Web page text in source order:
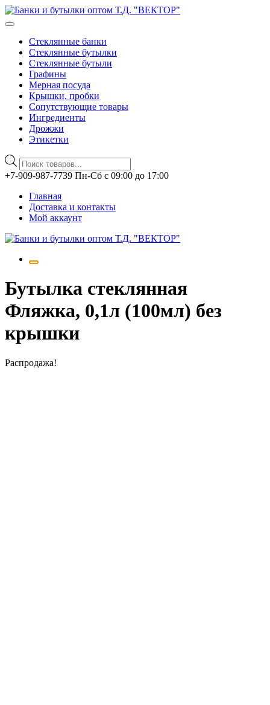
Стеклянные банки
Стеклянные бутылки
Стеклянные бутыли
Графины
Мерная посуда
Крышки, пробки
Сопутствующие товары
Ингредиенты
Дрожжи
Этикетки
Поиск
товаров
Перейти
содержимому
+7-909-987-7739 Пн-Сб с 09:00 до 17:00
Главная
Доставка и контакты
Мой аккаунт
Бутылка стеклянная
Фляжка, 0,1л (100мл) без
крышки
Распродажа!